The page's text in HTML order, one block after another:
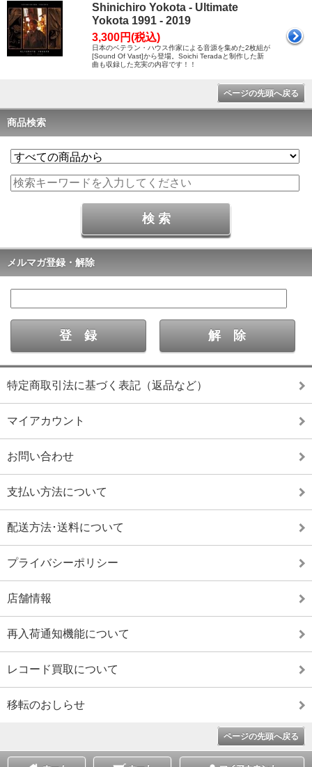
Shinichiro Yokota - Ultimate
Yokota 1991 - 2019
3,300円(税込)
日本のベテラン・ハウス作家による音源を集めた2枚組が
[Sound Of Vast]から登場。Soichi Teradaと制作した新
曲も収録した充実の内容です！！
ページの先頭へ戻る
商品検索
メルマガ登録・解除
特定商取引法に基づく表記（返品など）
マイアカウント
お問い合わせ
支払い方法について
配送方法･送料について
プライバシーポリシー
店舗情報
再入荷通知機能について
レコード買取について
移転のおしらせ
ページの先頭へ戻る